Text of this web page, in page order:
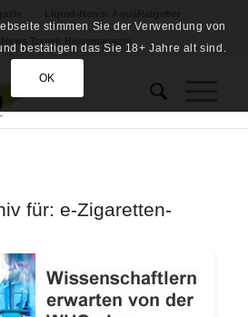
für: e-Zigaretten-
stimmen Sie der Verwendung von
bestätigen das Sie 18+ Jahre alt sind.
OK